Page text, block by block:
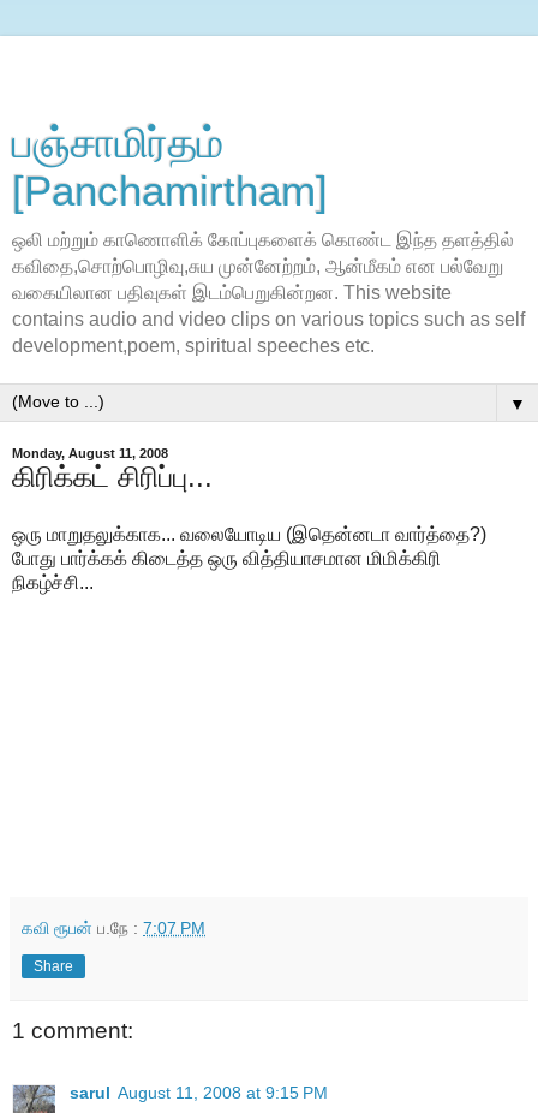
பஞ்சாமிர்தம்
[Panchamirtham]
ஒலி மற்றும் காணொளிக் கோப்புகளைக் கொண்ட இந்த தளத்தில்
கவிதை,சொற்பொழிவு,சுய முன்னேற்றம், ஆன்மீகம் என பல்வேறு
வகையிலான பதிவுகள் இடம்பெறுகின்றன. This website
contains audio and video clips on various topics such as self
development,poem, spiritual speeches etc.
▼
Monday, August 11, 2008
கிரிக்கட் சிரிப்பு...
ஒரு மாறுதலுக்காக... வலையோடிய (இதென்னடா வார்த்தை?)
போது பார்க்கக் கிடைத்த ஒரு வித்தியாசமான மிமிக்கிரி
நிகழ்ச்சி...
கவி ரூபன் ப.நே : 7:07 PM
Share
1 comment:
sarul August 11, 2008 at 9:15 PM